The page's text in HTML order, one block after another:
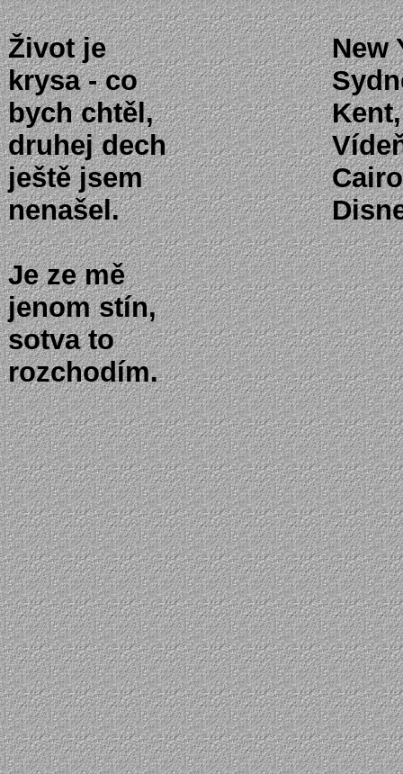
Život je
krysa - co
bych chtěl,
druhej dech
ještě jsem
nenašel.
Je ze mě
jenom stín,
sotva to
rozchodím.
New
Kent,